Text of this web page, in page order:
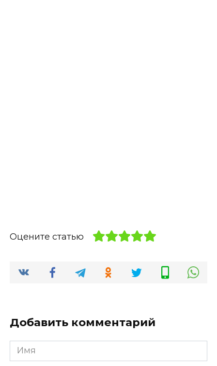
Оцените статью
Добавить комментарий
Имя
*